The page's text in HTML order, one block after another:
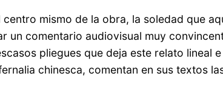
centro mismo de la obra, la soledad que
un comentario audiovisual muy
pliegues que deja este relato lineal
chinesca, comentan en sus textos